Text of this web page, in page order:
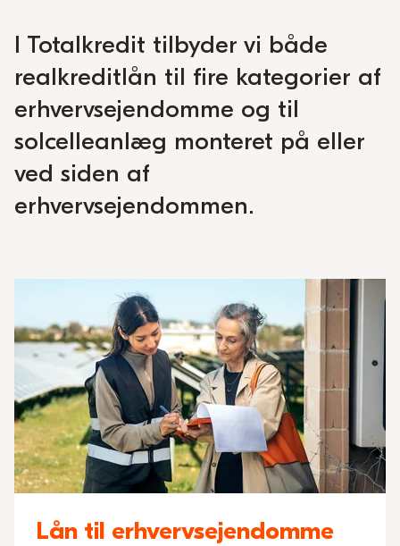
I Totalkredit tilbyder vi både
realkreditlån til fire kategorier af
erhvervsejendomme og til
solcelleanlæg monteret på eller
ved siden af
erhvervsejendommen.
Lån til erhvervsejendomme